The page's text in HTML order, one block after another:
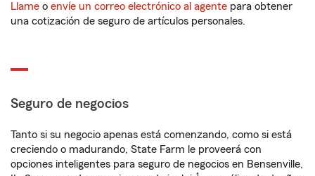
Llame o envíe un correo electrónico al agente para obtener
una cotización de seguro de artículos personales.
Seguro de negocios
Tanto si su negocio apenas está comenzando, como si está
creciendo o madurando, State Farm le proveerá con
opciones inteligentes para seguro de negocios en Bensenville,